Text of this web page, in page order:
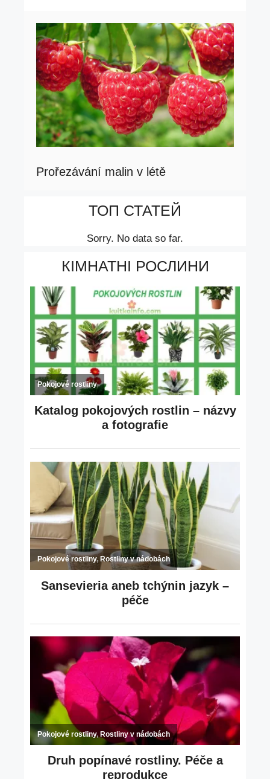
Prořezávání malin v létě
ТОП СТАТЕЙ
Sorry. No data so far.
КІМНАТНІ РОСЛИНИ